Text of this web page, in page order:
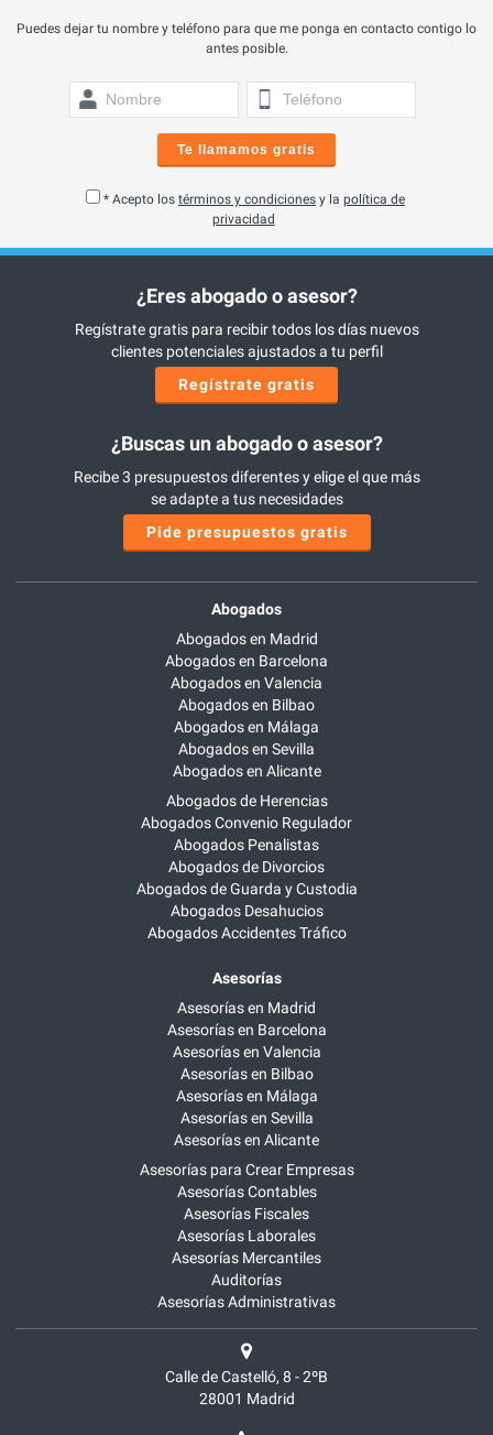
Puedes dejar tu nombre y teléfono para que me ponga en contacto contigo lo
antes posible.
Te llamamos gratis
* Acepto los términos y condiciones y la política de
privacidad
¿Eres abogado o asesor?
Regístrate gratis para recibir todos los días nuevos
clientes potenciales ajustados a tu perfil
Regístrate gratis
¿Buscas un abogado o asesor?
Recibe 3 presupuestos diferentes y elige el que más
se adapte a tus necesidades
Pide presupuestos gratis
Abogados
Abogados en Madrid
Abogados en Barcelona
Abogados en Valencia
Abogados en Bilbao
Abogados en Málaga
Abogados en Sevilla
Abogados en Alicante
Abogados de Herencias
Abogados Convenio Regulador
Abogados Penalistas
Abogados de Divorcios
Abogados de Guarda y Custodia
Abogados Desahucios
Abogados Accidentes Tráfico
Asesorías
Asesorías en Madrid
Asesorías en Barcelona
Asesorías en Valencia
Asesorías en Bilbao
Asesorías en Málaga
Asesorías en Sevilla
Asesorías en Alicante
Asesorías para Crear Empresas
Asesorías Contables
Asesorías Fiscales
Asesorías Laborales
Asesorías Mercantiles
Auditorías
Asesorías Administrativas
Calle de Castelló, 8 - 2ºB
28001 Madrid